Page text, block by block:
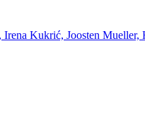
Kukrić, Joosten